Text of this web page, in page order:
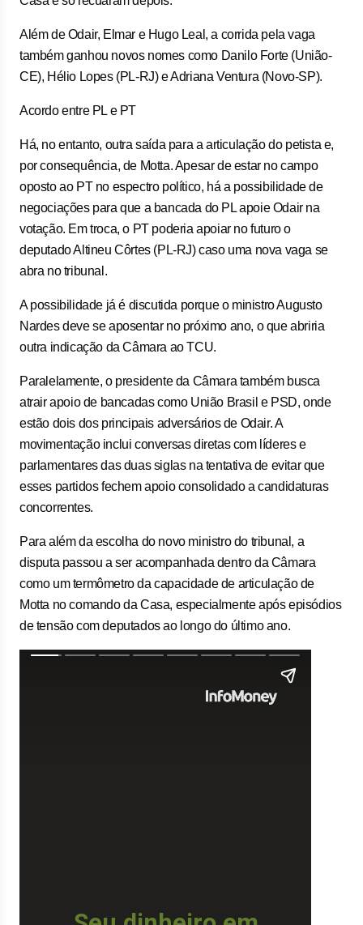
Além de Odair, Elmar e Hugo Leal, a corrida pela vaga
também ganhou novos nomes como Danilo Forte (União-
CE), Hélio Lopes (PL-RJ) e Adriana Ventura (Novo-SP).
Acordo entre PL e PT
Há, no entanto, outra saída para a articulação do petista e,
por consequência, de Motta. Apesar de estar no campo
oposto ao PT no espectro político, há a possibilidade de
negociações para que a bancada do PL apoie Odair na
votação. Em troca, o PT poderia apoiar no futuro o
deputado Altineu Côrtes (PL-RJ) caso uma nova vaga se
abra no tribunal.
A possibilidade já é discutida porque o ministro Augusto
Nardes deve se aposentar no próximo ano, o que abriria
outra indicação da Câmara ao TCU.
Paralelamente, o presidente da Câmara também busca
atrair apoio de bancadas como União Brasil e PSD, onde
estão dois dos principais adversários de Odair. A
movimentação inclui conversas diretas com líderes e
parlamentares das duas siglas na tentativa de evitar que
esses partidos fechem apoio consolidado a candidaturas
concorrentes.
Para além da escolha do novo ministro do tribunal, a
disputa passou a ser acompanhada dentro da Câmara
como um termômetro da capacidade de articulação de
Motta no comando da Casa, especialmente após episódios
de tensão com deputados ao longo do último ano.